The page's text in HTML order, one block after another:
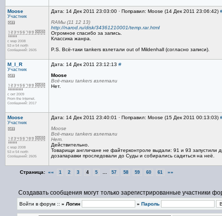
Moose
Участник
с мар 2008
53 и 54 north
Сообщений: 2605
Дата: 14 Дек 2011 23:03:00 · Поправил: Moose (14 Дек 2011 23:06:42)
RAMы (11 12 13)
http://narod.ru/disk/34361210001/temp.rar.html
Огромное спасибо за запись.
Классика жанра.
P.S. Всё-таки tankers взлетали out of Mildenhall (согласно записи).
M_I_R
Участник
с окт 2009
From the Internet.
Сообщений: 2017
Дата: 14 Дек 2011 23:12:13 #
Moose
Всё-таки tankers взлетали
Нет.
Moose
Участник
с мар 2008
53 и 54 north
Сообщений: 2605
Дата: 14 Дек 2011 23:40:01 · Поправил: Moose (15 Дек 2011 00:13:03)
Moose
Всё-таки tankers взлетали
Нет.
Действительно.
Товарищи англичане не файтерконтроле выдали: 91 и 93 запустили
дозапаравки проследовали до Суды и собирались садиться на неё.
Страница: «« 1 2 3 4 5 57 58 59 60 61 »»
Создавать сообщения могут только зарегистрированные участники
Войти в форум :: » Логин » Пароль